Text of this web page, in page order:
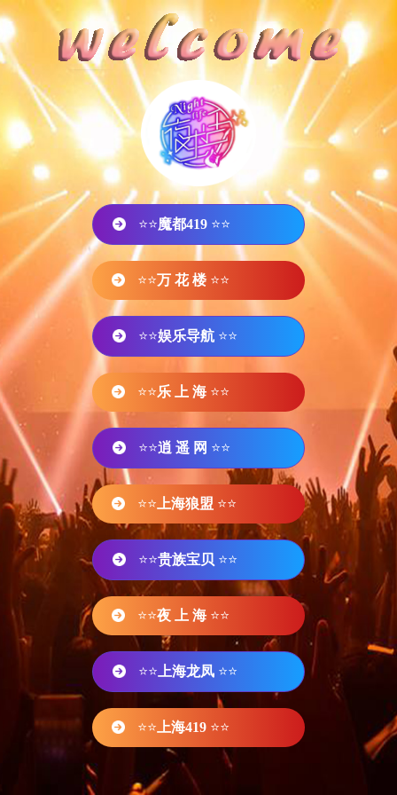
⭐⭐魔都419 ⭐⭐
⭐⭐万 花 楼 ⭐⭐
⭐⭐娱乐导航 ⭐⭐
⭐⭐乐 上 海 ⭐⭐
⭐⭐逍 遥 网 ⭐⭐
⭐⭐ 上海狼盟 ⭐⭐
⭐⭐贵族宝贝 ⭐⭐
⭐⭐夜 上 海 ⭐⭐
⭐⭐ 上海龙凤 ⭐⭐
⭐⭐ 上海419 ⭐⭐